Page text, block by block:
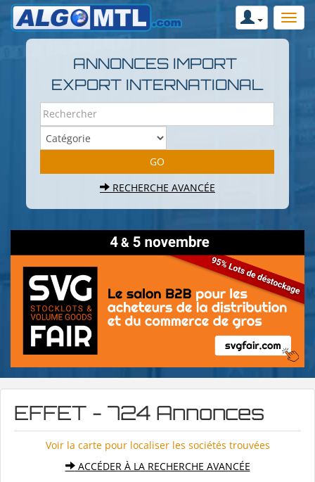
ANNONCES IMPORT
EXPORT INTERNATIONAL
RECHERCHE AVANCÉE
EFFET - 724 Annonces
Voir la carte pour localiser les sociétés trouvées
ACCÉDER À LA RECHERCHE AVANCÉE